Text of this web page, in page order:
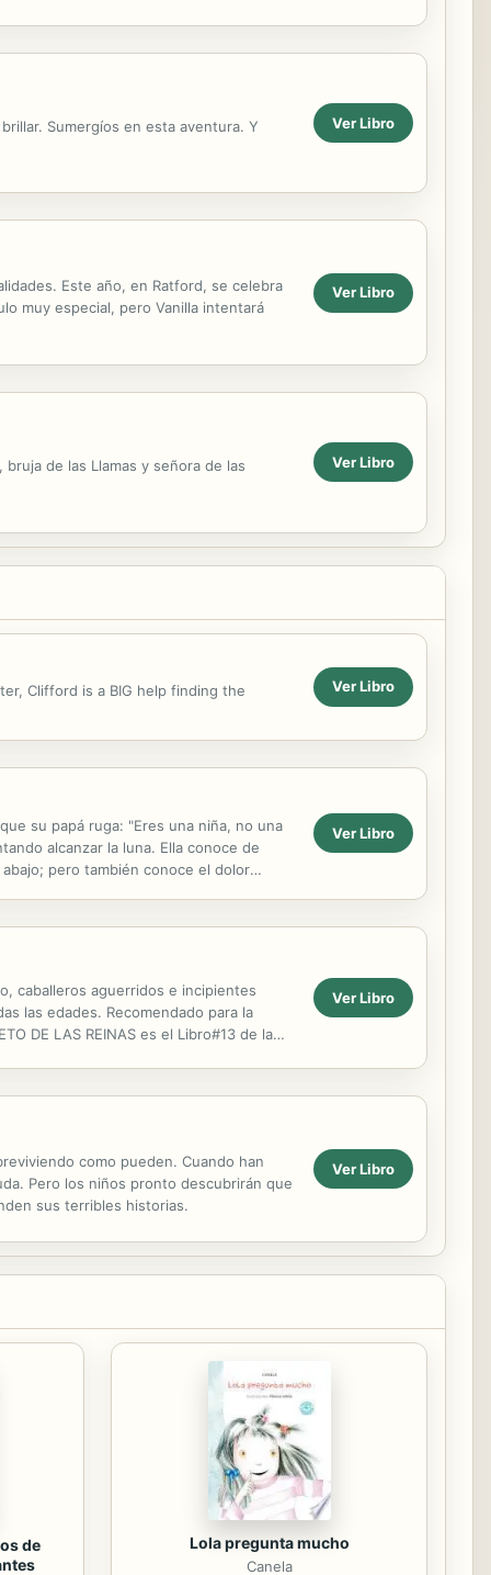
Sumergíos en esta aventura. Y Ver Libro
Este año, en Ratford, se celebra
muy especial, pero Vanilla intentará
Ver Libro
de las Llamas y señora de las Ver Libro
Clifford is a BIG help finding the Ver Libro
su papá ruga: "Eres una niña, no una
alcanzar la luna. Ella conoce de
pero también conoce el dolor
Ver Libro
caballeros aguerridos e incipientes
las edades. Recomendado para la
DE LAS REINAS es el Libro#13 de la
Ver Libro
como pueden. Cuando han
Pero los niños pronto descubrirán que
sus terribles historias.
Ver Libro
de
Lola pregunta mucho
Canela